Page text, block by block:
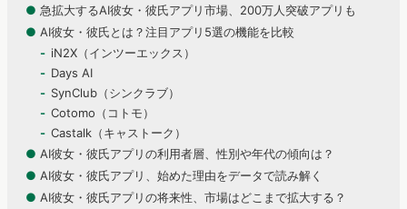
● 急拡大するAI彼女・彼氏アプリ市場、200万人突破アプリも
● AI彼女・彼氏とは？注目アプリ5選の機能を比較
iN2X（インツーエックス）
Days AI
SynClub（シンクラブ）
Cotomo（コトモ）
Castalk（キャストーク）
● AI彼女・彼氏アプリの利用者層、性別や年代の傾向は？
● AI彼女・彼氏アプリ、始めた理由をデータで読み解く
● AI彼女・彼氏アプリの将来性、市場はどこまで拡大する？